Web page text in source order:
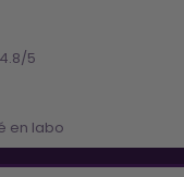
5
en labo